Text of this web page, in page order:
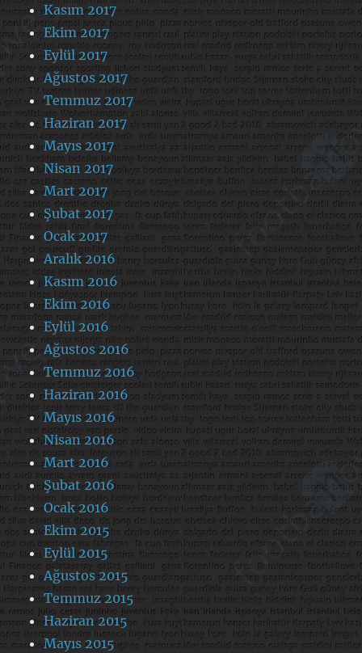
Kasım 2017
Ekim 2017
Eylül 2017
Ağustos 2017
Temmuz 2017
Haziran 2017
Mayıs 2017
Nisan 2017
Mart 2017
Şubat 2017
Ocak 2017
Aralık 2016
Kasım 2016
Ekim 2016
Eylül 2016
Ağustos 2016
Temmuz 2016
Haziran 2016
Mayıs 2016
Nisan 2016
Mart 2016
Şubat 2016
Ocak 2016
Ekim 2015
Eylül 2015
Ağustos 2015
Temmuz 2015
Haziran 2015
Mayıs 2015